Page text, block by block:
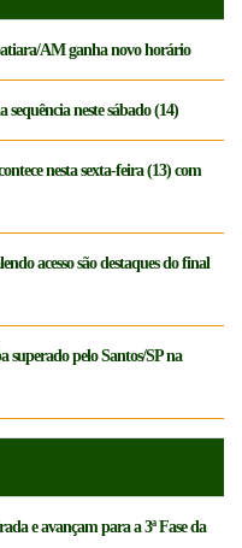
AM ganha novo horário
sequência neste sábado (14)
nesta sexta-feira (13) com
acesso são destaques do final
superado pelo Santos/SP na
e avançam para a 3ª Fase da